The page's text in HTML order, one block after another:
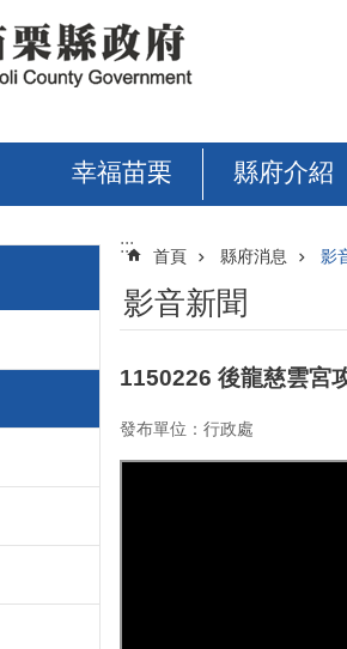
幸福苗栗 縣府介紹
::: 首頁 縣府消息 影
影音新聞
1150226 後龍慈雲宮
發布單位：行政處